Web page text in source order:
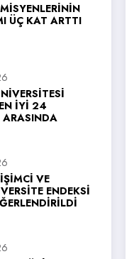
ÜÇ KAT ARTTI
İYİ 24
ARASINDA
VE
ENDEKSİ